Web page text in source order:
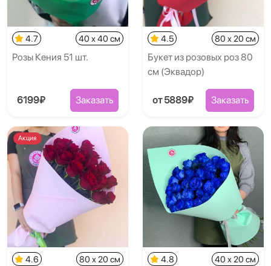
4.7 40 x 40 см
Розы Кения 51 шт.
6199₽ Заказать
4.5 80 x 20 см
Букет из розовых роз 80
см (Эквадор)
от 5889₽ Заказать
Акция
4.6 80 x 20 см 4.8 40 x 20 см